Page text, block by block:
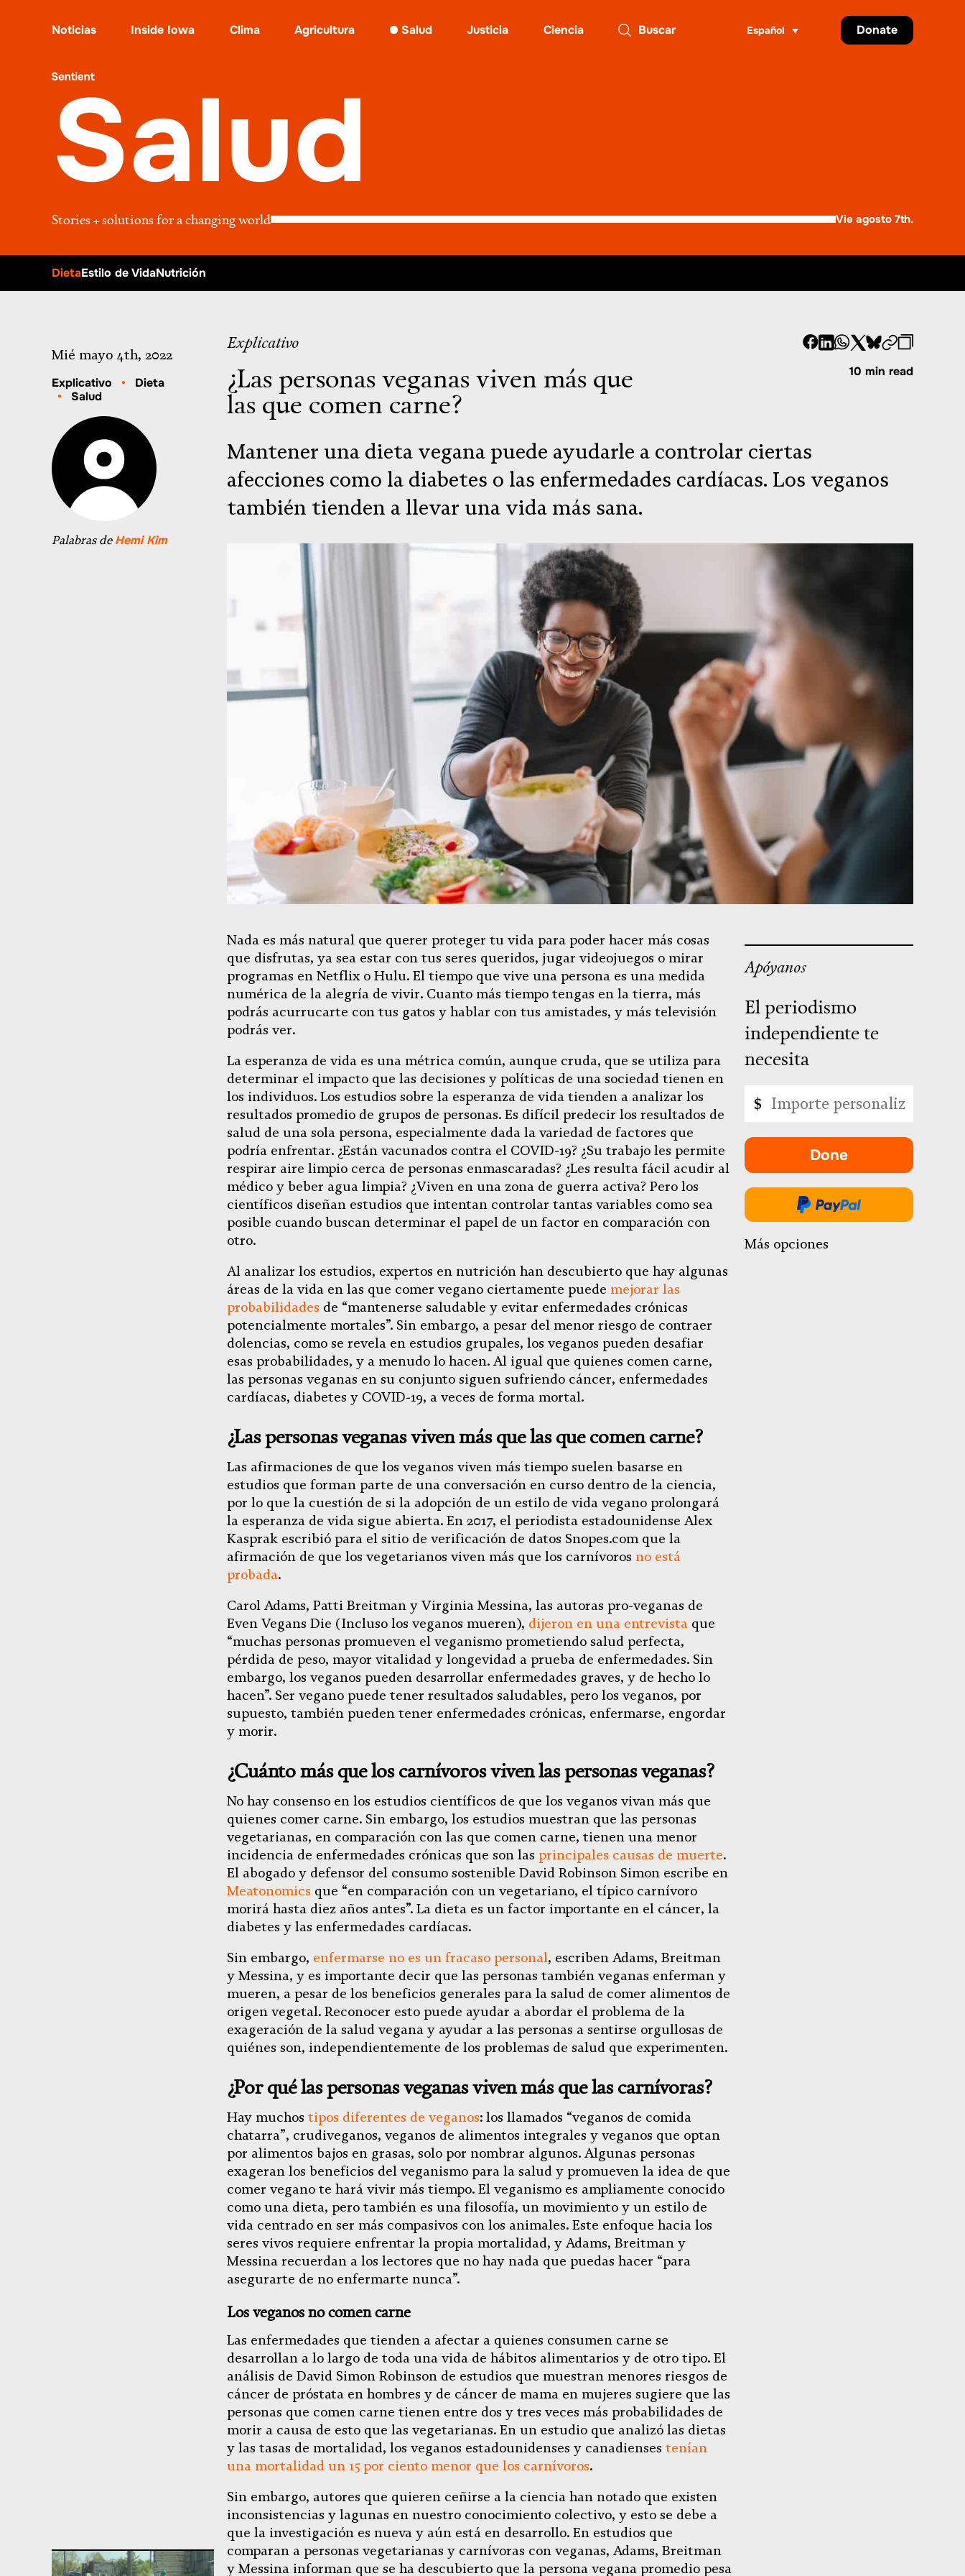
Salud
Stories + solutions for a changing world Vie agosto 7th.
Noticias Inside Iowa Clima Agricultura Salud Justicia Ciencia Buscar Español Donate
DietaEstilo de VidaNutrición
Explicativo
¿Las personas veganas viven más que
las que comen carne?
Mantener una dieta vegana puede ayudarle a controlar ciertas
afecciones como la diabetes o las enfermedades cardíacas. Los veganos
también tienden a llevar una vida más sana.
Mié mayo 4th, 2022
Explicativo •
Dieta
•
Salud
Palabras de Hemi Kim
-
-
-
en
-
en
-
enCopiar
10 min read
Nada es más natural que querer proteger tu vida para poder hacer más cosas
que disfrutas, ya sea estar con tus seres queridos, jugar videojuegos o mirar
programas en Netflix o Hulu. El tiempo que vive una persona es una medida
numérica de la alegría de vivir. Cuanto más tiempo tengas en la tierra, más
podrás acurrucarte con tus gatos y hablar con tus amistades, y más televisión
podrás ver.
La esperanza de vida es una métrica común, aunque cruda, que se utiliza para
determinar el impacto que las decisiones y políticas de una sociedad tienen en
los individuos. Los estudios sobre la esperanza de vida tienden a analizar los
resultados promedio de grupos de personas. Es difícil predecir los resultados de
salud de una sola persona, especialmente dada la variedad de factores que
podría enfrentar. ¿Están vacunados contra el COVID-19? ¿Su trabajo les permite
respirar aire limpio cerca de personas enmascaradas? ¿Les resulta fácil acudir al
médico y beber agua limpia? ¿Viven en una zona de guerra activa? Pero los
científicos diseñan estudios que intentan controlar tantas variables como sea
posible cuando buscan determinar el papel de un factor en comparación con
otro.
Al analizar los estudios, expertos en nutrición han descubierto que hay algunas
áreas de la vida en las que comer vegano ciertamente puede mejorar las
probabilidades de “mantenerse saludable y evitar enfermedades crónicas
potencialmente mortales”. Sin embargo, a pesar del menor riesgo de contraer
dolencias, como se revela en estudios grupales, los veganos pueden desafiar
esas probabilidades, y a menudo lo hacen. Al igual que quienes comen carne,
las personas veganas en su conjunto siguen sufriendo cáncer, enfermedades
cardíacas, diabetes y COVID-19, a veces de forma mortal.
¿Las personas veganas viven más que las que comen carne?
Las afirmaciones de que los veganos viven más tiempo suelen basarse en
estudios que forman parte de una conversación en curso dentro de la ciencia,
por lo que la cuestión de si la adopción de un estilo de vida vegano prolongará
la esperanza de vida sigue abierta. En 2017, el periodista estadounidense Alex
Kasprak escribió para el sitio de verificación de datos Snopes.com que la
afirmación de que los vegetarianos viven más que los carnívoros no está
probada.
Carol Adams, Patti Breitman y Virginia Messina, las autoras pro-veganas de
Even Vegans Die (Incluso los veganos mueren), dijeron en una entrevistaque
“muchas personas promueven el veganismo prometiendo salud perfecta,
pérdida de peso, mayor vitalidad y longevidad a prueba de enfermedades. Sin
embargo, los veganos pueden desarrollar enfermedades graves, y de hecho lo
hacen”. Ser vegano puede tener resultados saludables, pero los veganos, por
supuesto, también pueden tener enfermedades crónicas, enfermarse, engordar
y morir.
¿Cuánto más que los carnívoros viven las personas veganas?
No hay consenso en los estudios científicos de que los veganos vivan más que
quienes comer carne. Sin embargo, los estudios muestran que las personas
vegetarianas, en comparación con las que comen carne, tienen una menor
incidencia de enfermedades crónicas que son las principales causas de muerte.
El abogado y defensor del consumo sostenible David Robinson Simon escribe en
Meatonomics que “en comparación con un vegetariano, el típico carnívoro
morirá hasta diez años antes”. La dieta es un factor importante en el cáncer, la
diabetes y las enfermedades cardíacas.
Sin embargo, enfermarse no es un fracaso personal, escriben Adams, Breitman
y Messina, y es importante decir que las personas también veganas enferman y
mueren, a pesar de los beneficios generales para la salud de comer alimentos de
origen vegetal. Reconocer esto puede ayudar a abordar el problema de la
exageración de la salud vegana y ayudar a las personas a sentirse orgullosas de
quiénes son, independientemente de los problemas de salud que experimenten.
¿Por qué las personas veganas viven más que las carnívoras?
Hay muchos tipos diferentes de veganos: los llamados “veganos de comida
chatarra”, crudiveganos, veganos de alimentos integrales y veganos que optan
por alimentos bajos en grasas, solo por nombrar algunos. Algunas personas
exageran los beneficios del veganismo para la salud y promueven la idea de que
comer vegano te hará vivir más tiempo. El veganismo es ampliamente conocido
como una dieta, pero también es una filosofía, un movimiento y un estilo de
vida centrado en ser más compasivos con los animales. Este enfoque hacia los
seres vivos requiere enfrentar la propia mortalidad, y Adams, Breitman y
Messina recuerdan a los lectores que no hay nada que puedas hacer “para
asegurarte de no enfermarte nunca”.
Los veganos no comen carne
Las enfermedades que tienden a afectar a quienes consumen carne se
desarrollan a lo largo de toda una vida de hábitos alimentarios y de otro tipo. El
análisis de David Simon Robinson de estudios que muestran menores riesgos de
cáncer de próstata en hombres y de cáncer de mama en mujeres sugiere que las
personas que comen carne tienen entre dos y tres veces más probabilidades de
morir a causa de esto que las vegetarianas. En un estudio que analizó las dietas
y las tasas de mortalidad, los veganos estadounidenses y canadienses tenían
una mortalidad un 15 por ciento menor que los carnívoros.
Sin embargo, autores que quieren ceñirse a la ciencia han notado que existen
inconsistencias y lagunas en nuestro conocimiento colectivo, y esto se debe a
que la investigación es nueva y aún está en desarrollo. En estudios que
comparan a personas vegetarianas y carnívoras con veganas, Adams, Breitman
y Messina informan que se ha descubierto que la persona vegana promedio pesa
Apóyanos
El periodismo
independiente te
necesita
personalizado
$
Done
-
se
abre
en
Done
Más opciones